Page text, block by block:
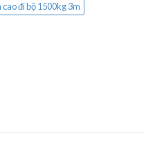
cao đi bộ 1500kg 3m